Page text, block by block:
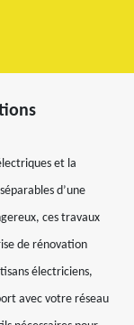
et la
d’une
ces travaux
de rénovation
électriciens,
avec votre réseau